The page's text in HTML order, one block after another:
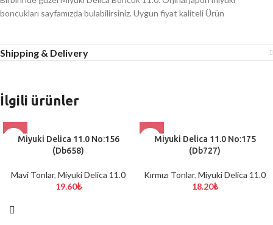
boncukları sayfamızda bulabilirsiniz. Uygun fiyat kaliteli Ürün
Shipping & Delivery
İlgili ürünler
Miyuki Delica 11.0 No:156
(Db658)
Mavi Tonlar, Miyuki Delica 11.0
19.60₺
Miyuki Delica 11.0 No:175
(Db727)
Kırmızı Tonlar, Miyuki Delica 11.0
18.20₺